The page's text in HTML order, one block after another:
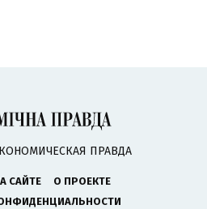
ПРАВДА
САЙТЕ
О ПРОЕКТЕ